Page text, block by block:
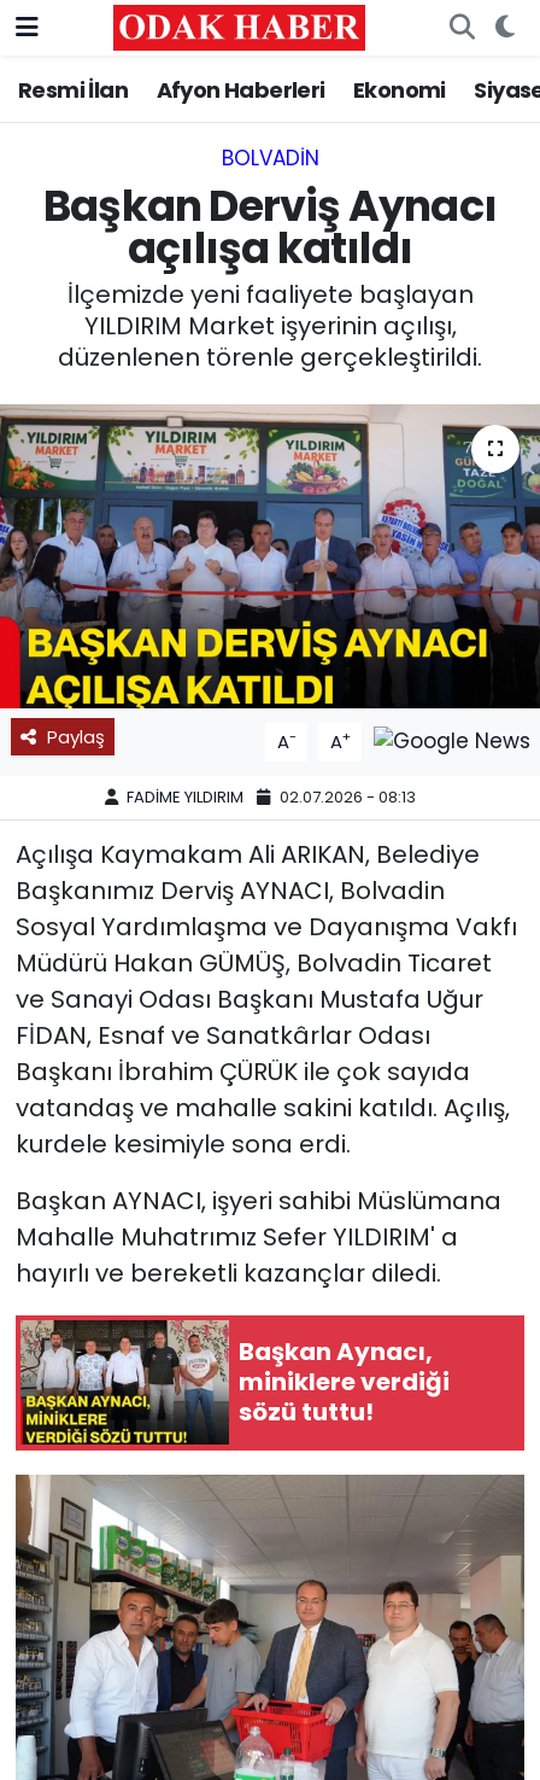
Resmi İlan Afyon Haberleri Ekonomi
BOLVADIN
Başkan Derviş Aynacı
açılışa katıldı
İlçemizde yeni faaliyete başlayan
YILDIRIM Market işyerinin açılışı,
düzenlenen törenle gerçekleştirildi.
Paylaş A- A+
FADİME YILDIRIM 02.07.2026 - 08:13
Açılışa Kaymakam Ali ARIKAN, Belediye
Başkanımız Derviş AYNACI, Bolvadin
Sosyal Yardımlaşma ve Dayanışma Vakfı
Müdürü Hakan GÜMÜŞ, Bolvadin Ticaret
ve Sanayi Odası Başkanı Mustafa Uğur
FİDAN, Esnaf ve Sanatkârlar Odası
Başkanı İbrahim ÇÜRÜK ile çok sayıda
vatandaş ve mahalle sakini katıldı. Açılış,
kurdele kesimiyle sona erdi.
Başkan AYNACI, işyeri sahibi Müslümana
Mahalle Muhatrımız Sefer YILDIRIM' a
hayırlı ve bereketli kazançlar diledi.
Başkan Aynacı,
miniklere verdiği
sözü tuttu!
AFYONKARAHİSAR HABERLERİ
ASAYİŞ
GÜNCEL
SİYASET
EĞİTİM
MAGAZİN
SAĞLIK
SPOR
11:11 MANŞET
Nöbetçi Eczaneler
Trafik Durumu
Süper Lig Puan Durumu ve Fikstür
Tüm Manşetler
Son Dakika Haberleri
Haber Arşivi